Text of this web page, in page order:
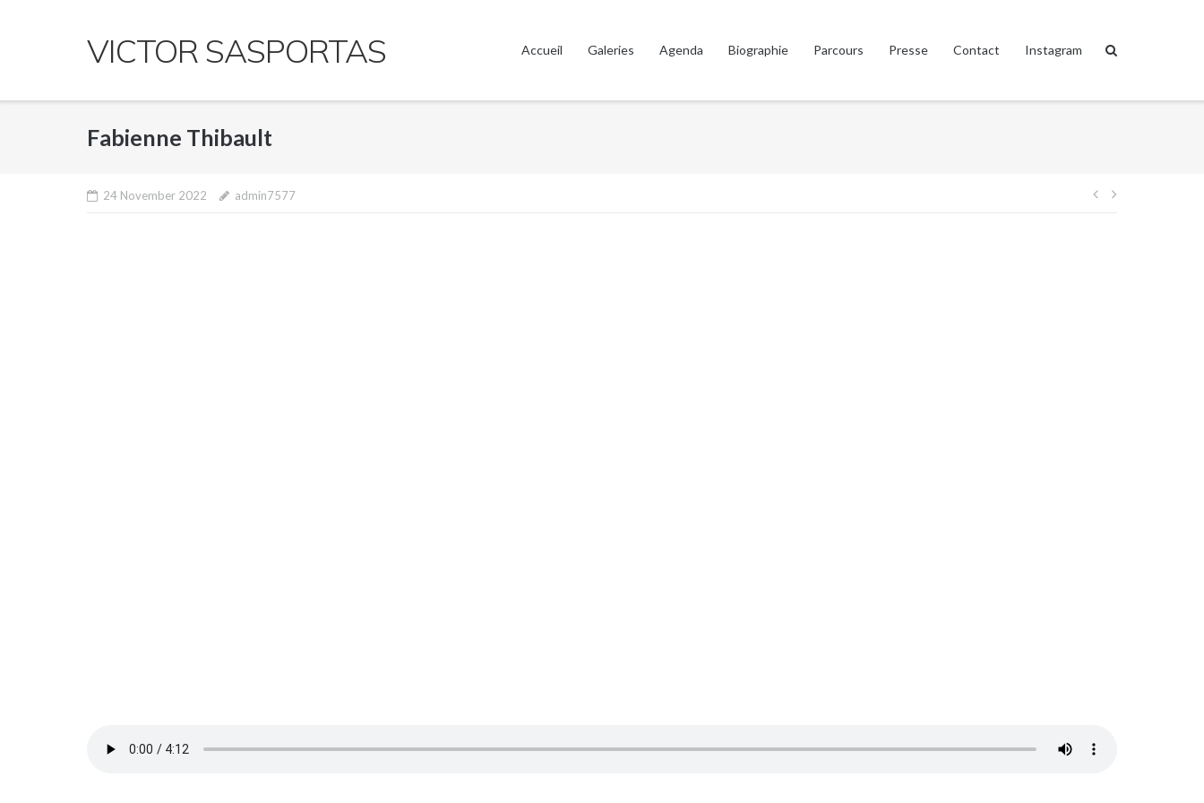
VICTOR SASPORTAS Accueil Galeries Agenda Biographie Parcours Presse Contact Instagram
Fabienne Thibault
24 November 2022 admin7577
Post